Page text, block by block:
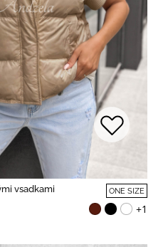
vsadkami
ONE SIZE
+1